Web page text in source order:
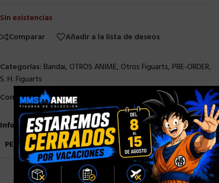
Sin existencias
Comparar
Añadir a la lista de deseos
Categorías: Bandai, OTROS ANIME, Otros Figuarts, PRE-ORDER,
S. H. Figuarts
Compartir:
Información adicional
PESO
0,9 kg
×